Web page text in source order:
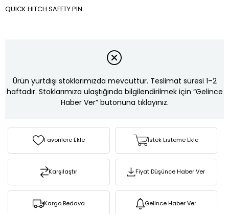
QUICK HITCH SAFETY PIN
Ürün yurtdışı stoklarımızda mevcuttur. Teslimat süresi 1–2
haftadır. Stoklarımıza ulaştığında bilgilendirilmek için “Gelince
Haber Ver” butonuna tıklayınız.
Favorilere Ekle İstek Listeme Ekle
Karşılaştır Fiyat Düşünce Haber Ver
Kargo Bedava Gelince Haber Ver